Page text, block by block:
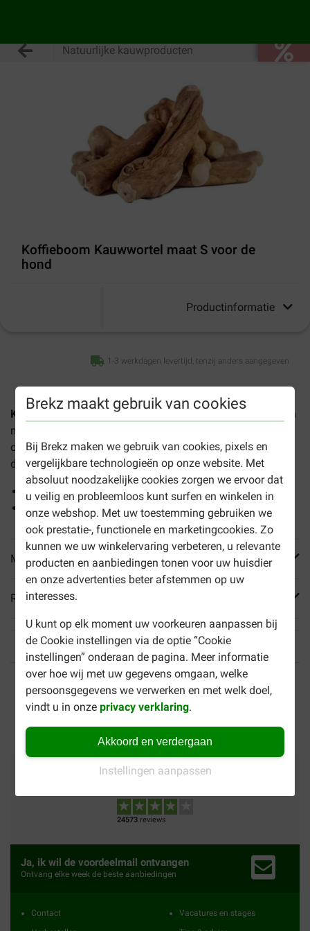
Brekz maakt gebruik van cookies
Bij Brekz maken we gebruik van cookies, pixels en
vergelijkbare technologieën op onze website. Met
absoluut noodzakelijke cookies zorgen we ervoor dat
u veilig en probleemloos kunt surfen en winkelen in
onze webshop. Met uw toestemming gebruiken we
ook prestatie-, functionele en marketingcookies. Zo
kunnen we uw winkelervaring verbeteren, u relevante
producten en aanbiedingen tonen voor uw huisdier
en onze advertenties beter afstemmen op uw
interesses.
U kunt op elk moment uw voorkeuren aanpassen bij
de Cookie instellingen via de optie “Cookie
instellingen” onderaan de pagina. Meer informatie
over hoe wij met uw gegevens omgaan, welke
persoonsgegevens we verwerken en met welk doel,
vindt u in onzeprivacy verklaring.
Akkoord en verdergaan
Instellingen aanpassen
Natuurlijke kauwproducten
Koffieboom Kauwwortel maat S voor de
hond
Productinformatie
1-3 werkdagen levertijd, tenzij anders aangegeven
Koffieboom Kauwwortel S voor de hond is een heerlijke en
natuurlijke kauwtraktatie voor uw hond. Deze kauwsnack
ondersteunt de natuurlijke reiniging van het gebit en de
darmwerking van uw hond.
Natuurlijk
Goed voor het gebit
Meer informatie
Reviews
Tot 40% goedkoper Veilig betalen
Gratis bezorging vanaf €
Vertrouwd
24573 reviews
Ja, ik wil de voordeelmail ontvangen
Ontvang elke week de beste aanbiedingen
Contact
Vacatures en stages